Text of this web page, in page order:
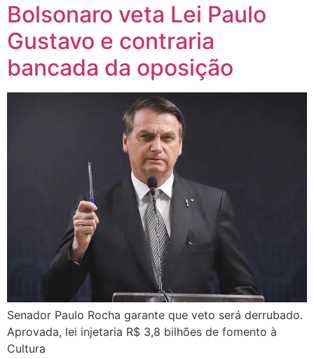
Bolsonaro veta Lei Paulo
Gustavo e contraria
bancada da oposição
Senador Paulo Rocha garante que veto será derrubado.
Aprovada, lei injetaria R$ 3,8 bilhões de fomento à
Cultura